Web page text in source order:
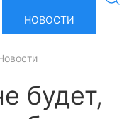
НОВОСТИ
будет,